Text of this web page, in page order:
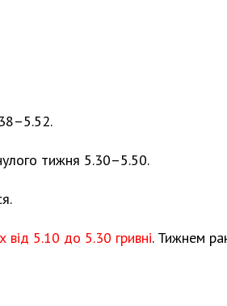
тижня 5.30–5.50.
5.10 до 5.30 гривні. Тижнем